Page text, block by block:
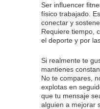
Ser influencer
físico trabajado.
conectar y
Requiere tiempo,
el deporte y por
Si realmente te
mantienes
No te compares,
explotas en
que tu mensaje
alguien a mejorar